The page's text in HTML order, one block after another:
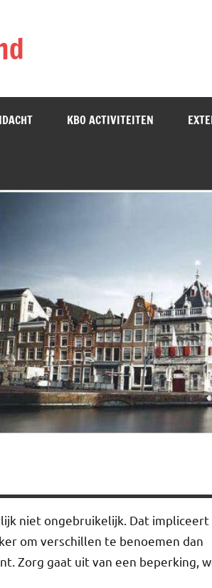
KBO ACTIVITEITEN
niet ongebruikelijk. Dat
om verschillen te benoemen dan
Zorg gaat uit van een beperking,